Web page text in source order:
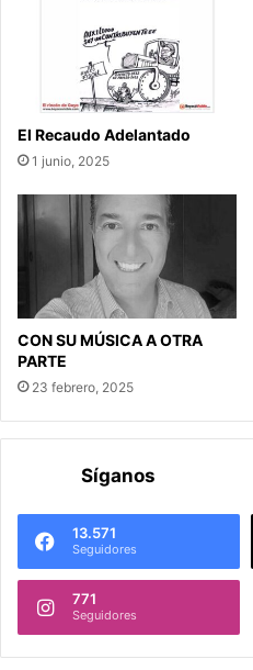
El Recaudo Adelantado
1 junio, 2025
CON SU MÚSICA A OTRA
PARTE
23 febrero, 2025
Síganos
13.571
Seguidores
771
Seguidores